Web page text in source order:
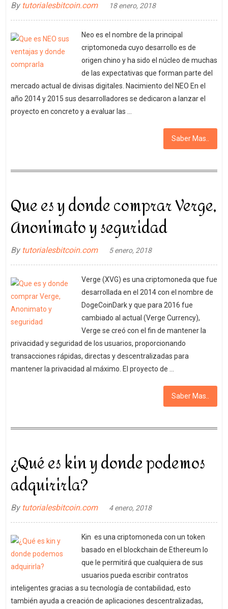
By tutorialesbitcoin.com 18 enero, 2018
Neo es el nombre de la principal
criptomoneda cuyo desarrollo es de
origen chino y ha sido el núcleo de muchas
de las expectativas que forman parte del
mercado actual de divisas digitales. Nacimiento del NEO En el
año 2014 y 2015 sus desarrolladores se dedicaron a lanzar el
proyecto en concreto y a evaluar las …
Saber Mas..
Que es y donde comprar Verge,
Anonimato y seguridad
By tutorialesbitcoin.com 5 enero, 2018
Verge (XVG) es una criptomoneda que fue
desarrollada en el 2014 con el nombre de
DogeCoinDark y que para 2016 fue
cambiado al actual (Verge Currency),
Verge se creó con el fin de mantener la
privacidad y seguridad de los usuarios, proporcionando
transacciones rápidas, directas y descentralizadas para
mantener la privacidad al máximo. El proyecto de …
Saber Mas..
¿Qué es kin y donde podemos
adquirirla?
By tutorialesbitcoin.com 4 enero, 2018
Kin es una criptomoneda con un token
basado en el blockchain de Ethereum lo
que le permitirá que cualquiera de sus
usuarios pueda escribir contratos
inteligentes gracias a su tecnología de contabilidad, esto
también ayuda a creación de aplicaciones descentralizadas,